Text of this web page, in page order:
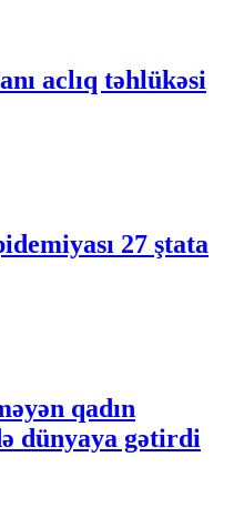
aclıq təhlükəsi
27 ştata
qadın
dünyaya gətirdi